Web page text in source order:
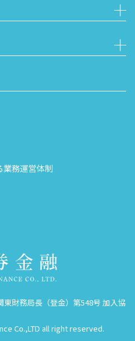
業務運営体制
財務局長（登金）第548号 加入協
Co.,LTD all right reserved.